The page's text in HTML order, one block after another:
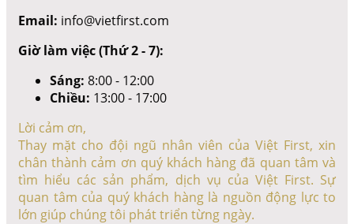
Email: info@vietfirst.com
Giờ làm việc (Thứ 2 - 7):
Sáng: 8:00 - 12:00
Chiều: 13:00 - 17:00
Lời cảm ơn,
Thay mặt cho đội ngũ nhân viên của Việt First, xin
chân thành cảm ơn quý khách hàng đã quan tâm và
tìm hiểu các sản phẩm, dịch vụ của Việt First. Sự
quan tâm của quý khách hàng là nguồn động lực to
lớn giúp chúng tôi phát triển từng ngày.